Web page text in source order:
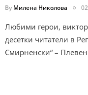
By Милена Николова
Любими герои,
десетки читатели в
Смирненски“ –